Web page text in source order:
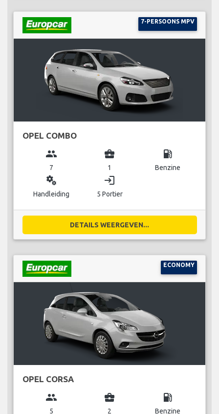
7-PERSOONS MPV
OPEL COMBO
group
7
business_center
1
local_gas_station
Benzine
miscellaneous_services
Handleiding
login
5 Portier
DETAILS WEERGEVEN...
ECONOMY
OPEL CORSA
group
5
business_center
2
local_gas_station
Benzine